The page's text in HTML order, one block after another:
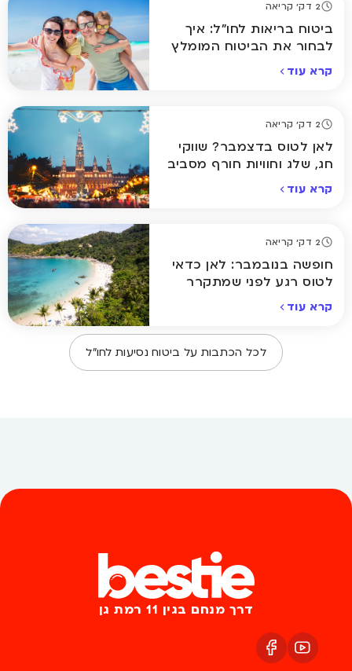
2 דק' קריאה
ביטוח בריאות לחו"ל: איך
לבחור את הביטוח המומלץ
קרא עוד
2 דק' קריאה
לאן לטוס בדצמבר? שווקי
חג, שלג וחוויות חורף מסביב
קרא עוד
2 דק' קריאה
חופשה בנובמבר: לאן כדאי
לטוס רגע לפני שמתקרר
קרא עוד
לכל הכתבות על ביטוח נסיעות לחו״ל
דרך מנחם בגין 11 רמת גן